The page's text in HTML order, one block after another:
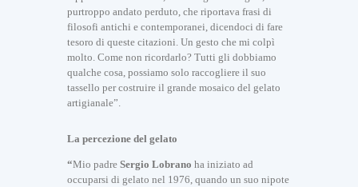
purtroppo andato perduto, che riportava frasi di
filosofi antichi e contemporanei, dicendoci di fare
tesoro di queste citazioni. Un gesto che mi colpì
molto. Come non ricordarlo? Tutti gli dobbiamo
qualche cosa, possiamo solo raccogliere il suo
tassello per costruire il grande mosaico del gelato
artigianale”.
La percezione del gelato
“Mio padre Sergio Lobrano ha iniziato ad
occuparsi di gelato nel 1976, quando un suo nipote